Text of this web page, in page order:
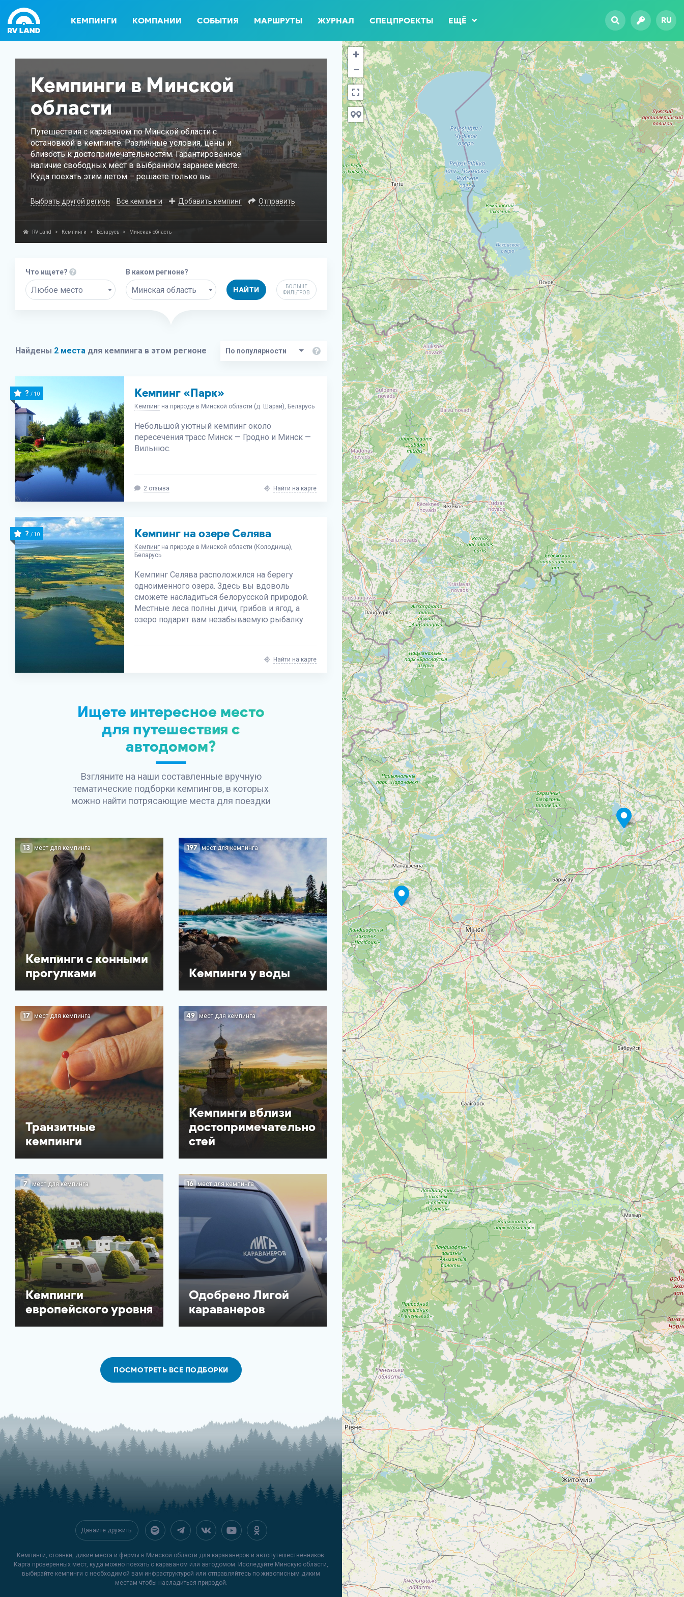
КЕМПИНГИ КОМПАНИИ СОБЫТИЯ МАРШРУТЫ ЖУРНАЛ СПЕЦПРОЕКТЫ ЕЩЁ RU
Кемпинги в Минской
области
Путешествия с караваном по Минской области с
остановкой в кемпинге. Различные условия, цены и
близость к достопримечательностям. Гарантированное
наличие свободных мест в выбранном заранее месте.
Куда поехать этим летом – решаете только вы.
Выбрать другой регион Все кемпинги Добавить кемпинг Отправить
RV Land > Кемпинги > Беларусь > Минская область
Что ищете?
Любое место
В каком регионе?
Минская область НАЙТИ
БОЛЬШЕ
ФИЛЬТРОВ
Найдены 2 места для кемпинга в этом регионе
Кемпинг «Парк»
Кемпинг на природе в Минской области (д. Шараи), Беларусь
Небольшой уютный кемпинг около
пересечения трасс Минск — Гродно и Минск —
Вильнюс.
2 отзыва Найти на карте
? / 10
Кемпинг на озере Селява
Кемпинг на природе в Минской области (Колодница),
Беларусь
Кемпинг Селява расположился на берегу
одноименного озера. Здесь вы вдоволь
сможете насладиться белорусской природой.
Местные леса полны дичи, грибов и ягод, а
озеро подарит вам незабываемую рыбалку.
Найти на карте
? / 10
Ищете интересное место
для путешествия с
автодомом?
Взгляните на наши составленные вручную
тематические подборки кемпингов, в которых
можно найти потрясающие места для поездки
13 мест для кемпинга
Кемпинги с конными
прогулками
197 мест для кемпинга
Кемпинги у воды
17 мест для кемпинга
Транзитные
кемпинги
49 мест для кемпинга
Кемпинги вблизи
достопримечательно
стей
7 мест для кемпинга
Кемпинги
европейского уровня
16 мест для кемпинга
Одобрено Лигой
караванеров
ПОСМОТРЕТЬ ВСЕ ПОДБОРКИ
Давайте дружить:
Кемпинги, стоянки, дикие места и фермы в Минской области для караванеров и автопутешественников.
Карта проверенных мест, куда можно поехать с караваном или автодомом. Исследуйте Минскую области,
выбирайте кемпинги с необходимой вам инфраструктурой или отправляйтесь по живописным диким
местам чтобы насладиться природой.
+
−